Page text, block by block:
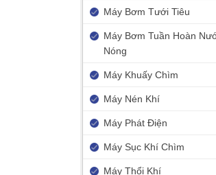
Máy Bơm Tưới Tiêu
Máy Bơm Tuần Hoàn
Nóng
Máy Khuấy Chìm
Máy Nén Khí
Máy Phát Điện
Máy Sục Khí Chìm
Máy Thổi Khí